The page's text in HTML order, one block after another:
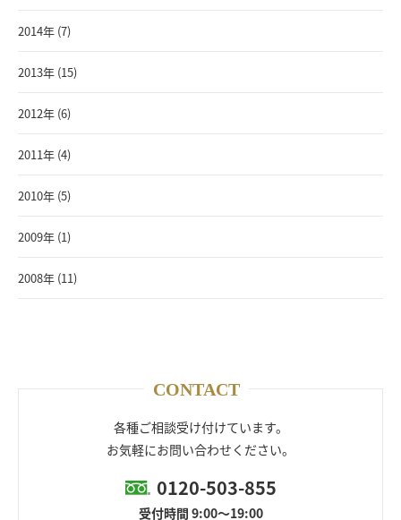
2014年 (7)
2013年 (15)
2012年 (6)
2011年 (4)
2010年 (5)
2009年 (1)
2008年 (11)
CONTACT
各種ご相談受け付けています。
お気軽にお問い合わせください。
0120-503-855
受付時間 9:00～19:00